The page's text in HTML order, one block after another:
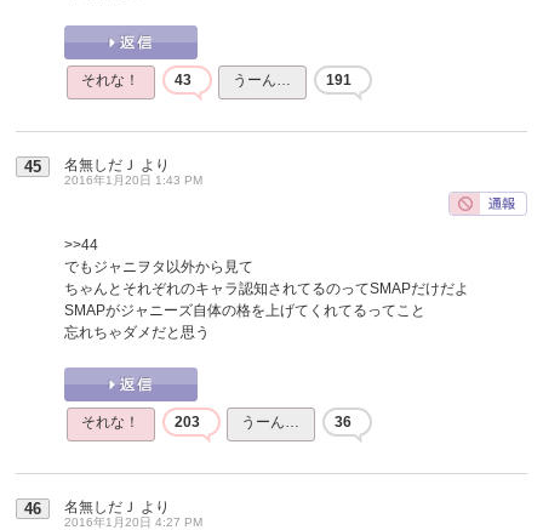
それな！ 43 うーん… 191
45 名無しだＪ より
2016年1月20日 1:43 PM
>>44
でもジャニヲタ以外から見て
ちゃんとそれぞれのキャラ認知されてるのってSMAPだけだよ
SMAPがジャニーズ自体の格を上げてくれてるってこと
忘れちゃダメだと思う
それな！ 203 うーん… 36
46 名無しだＪ より
2016年1月20日 4:27 PM